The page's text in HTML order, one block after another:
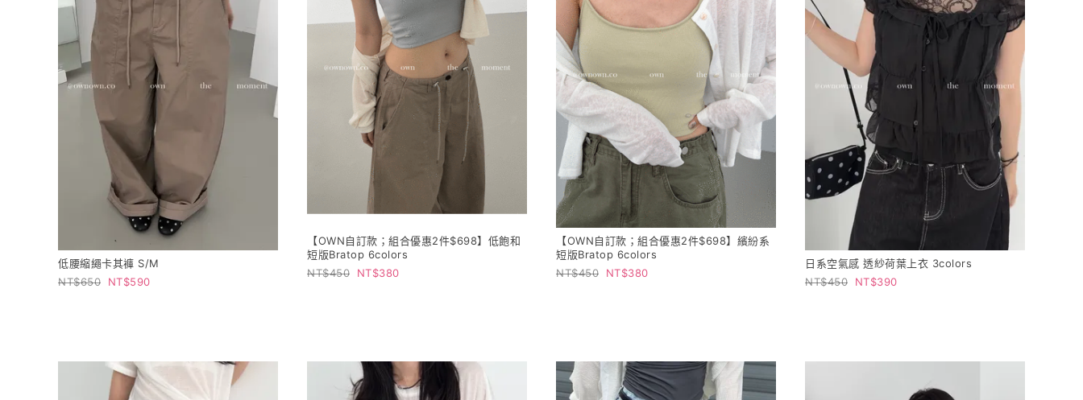
低腰縮繩卡其褲 S/M
650
590
【OWN自訂款；組合優惠2件$698】低飽和
短版Bratop 6colors
450
380
【OWN自訂款；組合優惠2件$698】繽紛系
短版Bratop 6colors
450
380
日系空氣感 透紗荷葉上衣 3colors
450
390